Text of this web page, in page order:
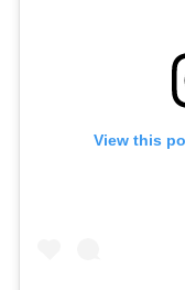
View this